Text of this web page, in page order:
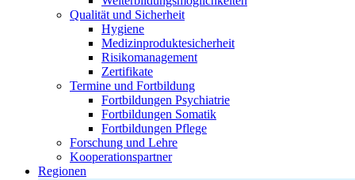
Qualität und Sicherheit
Hygiene
Medizinproduktesicherheit
Risikomanagement
Zertifikate
Termine und Fortbildung
Fortbildungen Psychiatrie
Fortbildungen Somatik
Fortbildungen Pflege
Forschung und Lehre
Kooperationspartner
Regionen